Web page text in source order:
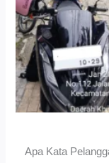
Apa Kata